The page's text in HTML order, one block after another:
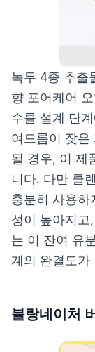
녹두 4종 추출
향 포어케어
수를 설계 단
여드름이 잦은
될 경우, 이 제
니다. 다만 클
충분히 사용하
성이 높아지고
는 이 잔여 유
계의 완결도가
블랑네이처